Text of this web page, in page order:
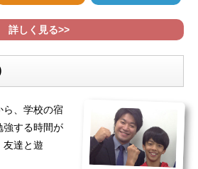
詳しく見る>>
ら、学校の宿
強する時間が
友達と遊